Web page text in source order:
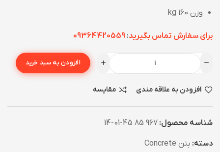
وزن 160 kg
برای سفارش تماس بگیرید:
09364420559
افزودن به سبد خرید
افزودن به علاقه مندی مقایسه
شناسه محصول: 967 85 45-01-14
دسته: بتن Concrete